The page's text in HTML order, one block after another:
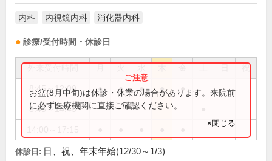
内科 内視鏡内科 消化器内科
診療/受付時間・休診日
祝
8:45～12:00 ● ● ● ● ●
8:45～14:45
お盆(8月中旬)は休診・休業の場合があります。来院前
に必ず医療機関に直接ご確認ください。
×閉じる
休診日: 日、祝、年末年始(12/30～1/3)